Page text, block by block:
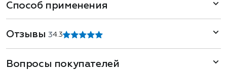
Способ применения
Отзывы34.3
Вопросы покупателей